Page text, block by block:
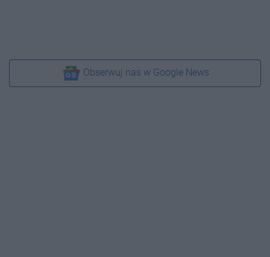
Obserwuj nas w Google News